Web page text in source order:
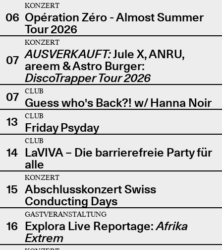
06
KONZERT
Opération Zéro - Almost Summer
Tour 2026
07
KONZERT
AUSVERKAUFT:Jule X, ANRU,
areem & Astro Burger:
DiscoTrapper Tour 2026
07
CLUB
Guess who's Back?! w/ Hanna Noir
13
CLUB
Friday Psyday
14
CLUB
LaVIVA – Die barrierefreie Party für
alle
15
KONZERT
Abschlusskonzert Swiss
Conducting Days
16
GASTVERANSTALTUNG
Explora Live Reportage:Afrika
Extrem